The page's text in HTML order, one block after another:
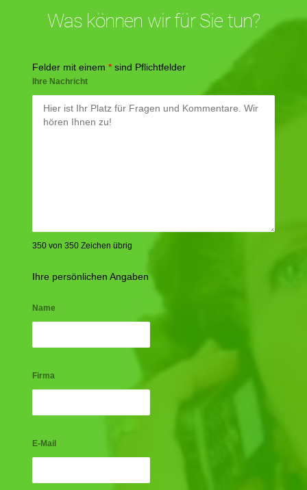
Was können wir für Sie tun?
Felder mit einem * sind Pflichtfelder
Ihre Nachricht
350 von 350 Zeichen übrig
Ihre persönlichen Angaben
Name
Firma
E-Mail